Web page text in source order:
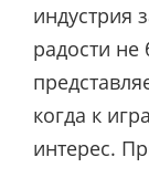
индустрия
радости
когда к
интерес.